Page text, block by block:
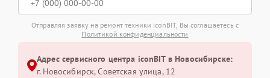
Отправляя заявку на ремонт техники iconBIT, Вы соглашаетесь с
Политикой конфиденциальности
Адрес сервисного центра iconBIT в Новосибирске:
г. Новосибирск, Советская улица, 12